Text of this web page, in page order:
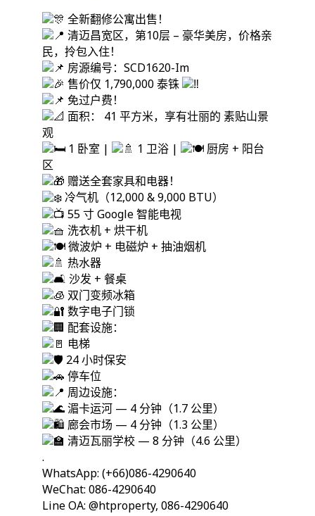
全新翻修公寓出售！
清迈昌宽区，第10层 – 豪华美房，价格亲
民，拎包入住！
房源编号：SCD1620-Im
售价仅 1,790,000 泰铢
免过户费！
面积： 41 平方米，享有壮丽的 素贴山景
观
1 卧室 |
1 卫浴 |
厨房 + 阳台
区
赠送全套家具和电器！
冷气机（12,000 & 9,000 BTU）
55 寸 Google 智能电视
洗衣机 + 烘干机
微波炉 + 电磁炉 + 抽油烟机
热水器
沙发 + 餐桌
双门变频冰箱
数字电子门锁
配套设施：
电梯
24 小时保安
停车位
周边设施：
湄卡运河 — 4 分钟（1.7 公里）
廊会市场 — 4 分钟（1.3 公里）
清迈瓦丽学校 — 8 分钟（4.6 公里）
.
WhatsApp: (+66)086-4290640
WeChat: 086-4290640
Line OA: @htproperty, 086-4290640